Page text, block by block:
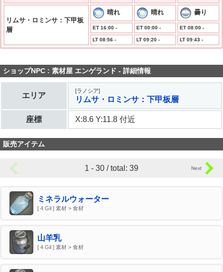
リムサ・ロミンサ：下甲板
層
晴れ 晴れ 曇り
ET 16:00 - ET 00:00 - ET 08:00 -
LT 08:56 - LT 09:20 - LT 09:43 -
ショップNPC : 素材屋 エンゲランド - 詳細情報
エリア
[ラノシア]
リムサ・ロミンサ：下甲板層
座標 X:8.6 Y:11.8 付近
販売アイテム
1 - 30 / total: 39
ミネラルウォーター
[ 4 Gil ] 素材 > 食材
山羊乳
[ 4 Gil ] 素材 > 食材